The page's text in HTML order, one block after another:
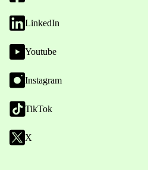
LinkedIn
Youtube
Instagram
TikTok
X